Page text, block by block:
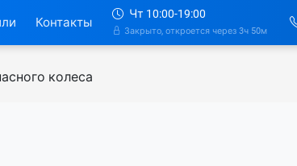
Контакты
Чт 10:00-19:00
Закрыто, откроется через 3ч 50м
колеса